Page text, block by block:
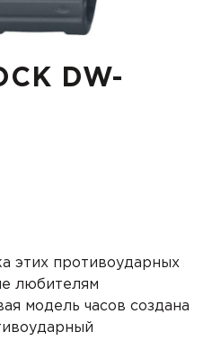
DW-
этих противоударных
любителям
модель часов создана